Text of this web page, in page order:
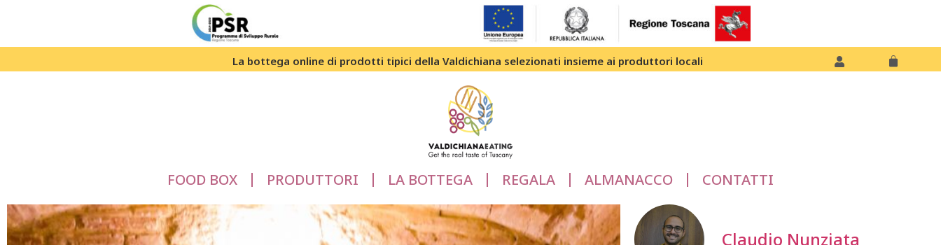
La bottega online di prodotti tipici della Valdichiana selezionati insieme ai produttori locali
FOOD BOX PRODUTTORI LA BOTTEGA REGALA ALMANACCO CONTATTI
Claudio Nunziata